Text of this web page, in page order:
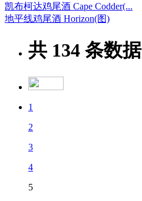
凯布柯达鸡尾酒 Cape Codder(...
地平线鸡尾酒 Horizon(图)
共 134 条数据
1
2
3
4
5